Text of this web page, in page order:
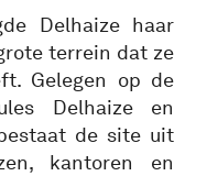
Delhaize haar
terrein dat ze
Gelegen op de
Delhaize en
de site uit
kantoren en